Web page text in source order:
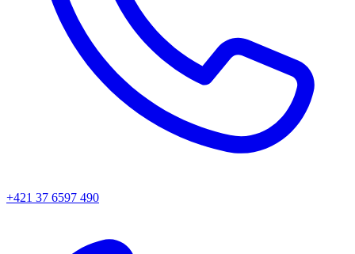
+421 37 6597 490